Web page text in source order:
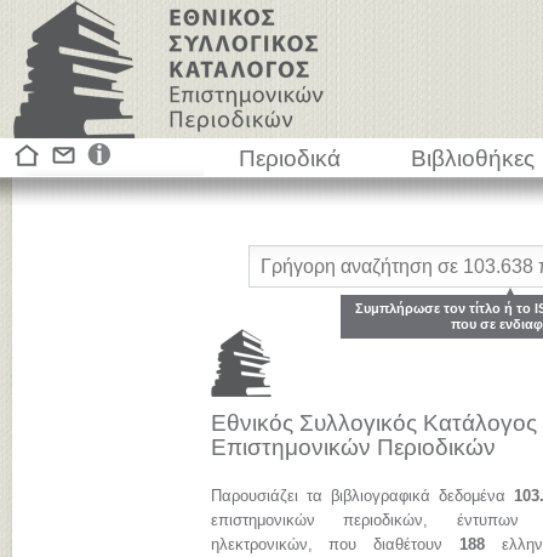
Περιοδικά Βιβλιοθήκες
Εθνικός Συλλογικός Κατάλογος
Επιστημονικών Περιοδικών
Παρουσιάζει τα βιβλιογραφικά δεδομένα
επιστημονικών περιοδικών, έντυπων
ηλεκτρονικών, που διαθέτουν 188
Συμπλήρωσε τον τίτλο ή το
που σε